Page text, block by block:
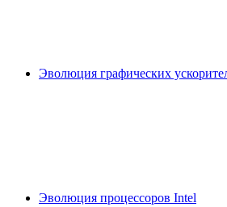
Эволюция графических
Эволюция процессоров Intel